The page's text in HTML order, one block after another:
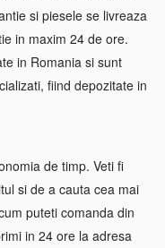
si piesele se livreaza
in maxim 24 de ore.
in Romania si sunt
fiind depozitate in
de timp. Veti fi
si de a cauta cea mai
puteti comanda din
in 24 ore la adresa